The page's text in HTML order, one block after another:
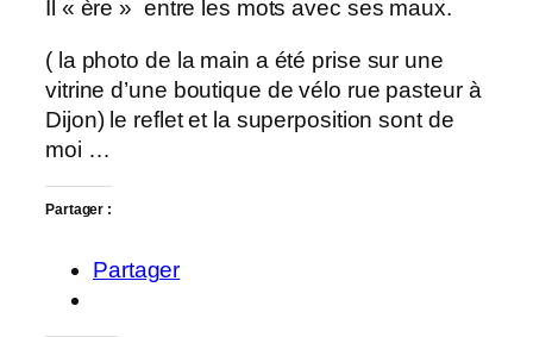
Il « ère » entre les mots avec ses maux.
( la photo de la main a été prise sur une
vitrine d’une boutique de vélo rue pasteur à
Dijon) le reflet et la superposition sont de
moi …
Partager :
Partager